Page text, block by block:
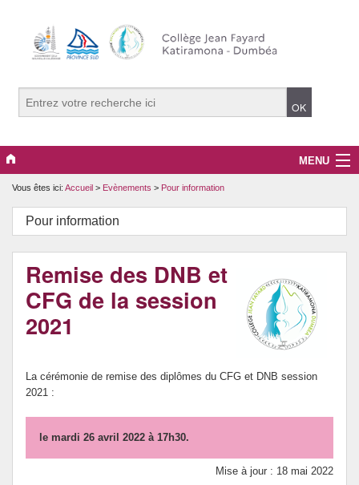
MENU
Le Collège
Evènements
Informations Générales
Média JFK
Les options PLUS de JFK
Association des Parents d’élèves
Vous êtes ici: Accueil > Evènements > Pour information
Pour information
Remise des DNB et
CFG de la session
2021
La cérémonie de remise des diplômes du CFG et DNB session
2021 :
le mardi 26 avril 2022 à 17h30.
Mise à jour : 18 mai 2022